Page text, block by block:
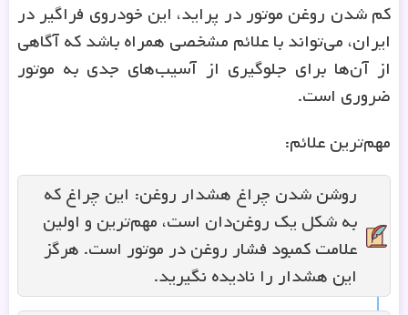
کم شدن روغن موتور در پراید، این خودروی فراگیر در
ایران، می‌تواند با علائم مشخصی همراه باشد که آگاهی
از آن‌ها برای جلوگیری از آسیب‌های جدی به موتور
ضروری است.
مهم‌ترین علائم:
روشن شدن چراغ هشدار روغن: این چراغ که
به شکل یک روغن‌دان است، مهم‌ترین و اولین
علامت کمبود فشار روغن در موتور است. هرگز
این هشدار را نادیده نگیرید.